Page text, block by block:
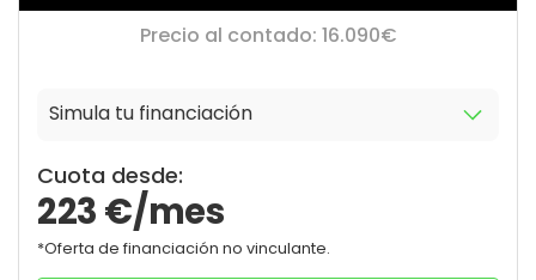
Precio al contado: 16.090€
Simula tu financiación
Cuota desde:
223 €/mes
*Oferta de financiación no vinculante.